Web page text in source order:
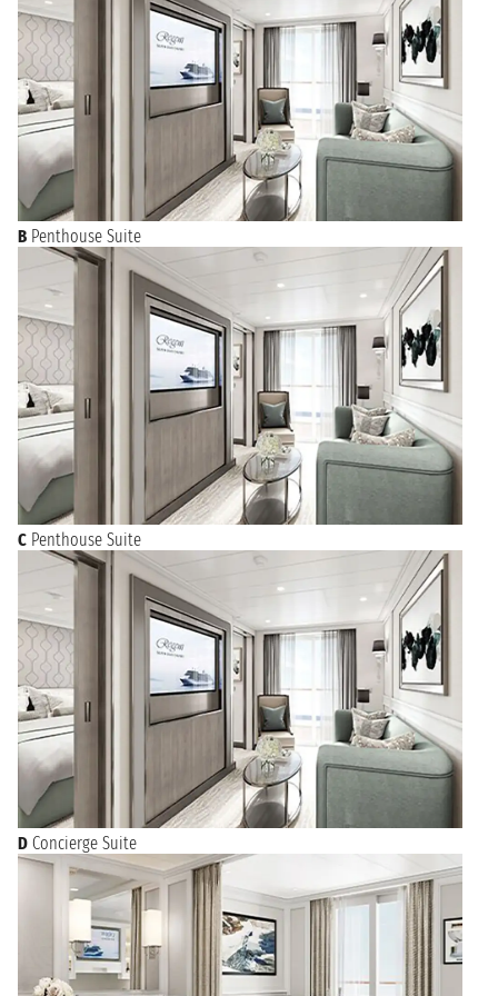
Oltre a essere a un passo dalle meraviglie archeologiche di
Roma, Civitavecchia offre molto ai turisti che possono
passeggiare per le vie del centro storico ammirando le vetrine
dei negozi o la famosa Fontana di Vanvitelli. Da lì si può
visitare il Forte Michelangelo o la Porta Livorno fino ad arrivare
alla Darsena Romana. Da non perdere l’antico Lazzaretto e la
Rocca con i resti archeologici romani.
B Penthouse Suite
C Penthouse Suite
D Concierge Suite